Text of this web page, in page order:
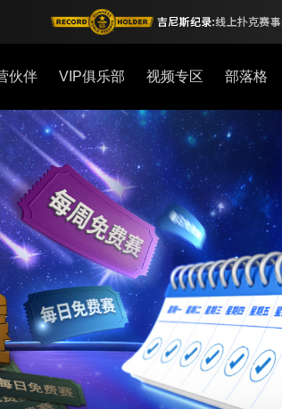
伙伴 VIP俱乐部 视频专区 部落格